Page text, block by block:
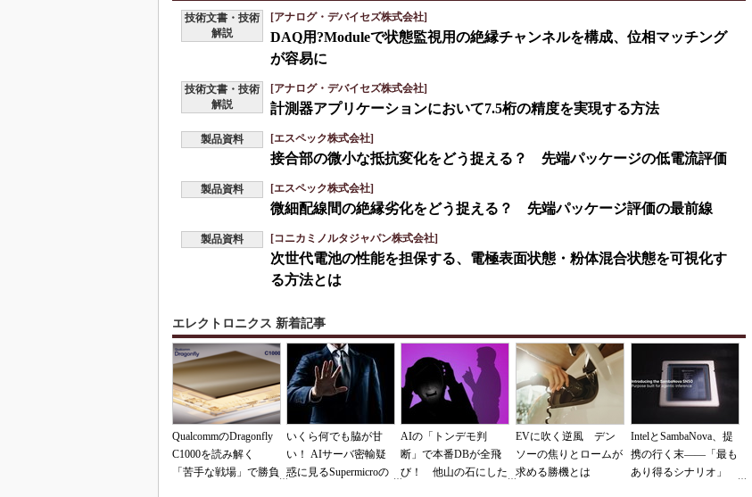
技術文書・技術
解説
[アナログ・デバイセズ株式会社]
DAQ用?Moduleで状態監視用の絶縁チャンネルを構成、位相マッチング
が容易に
技術文書・技術
解説
[アナログ・デバイセズ株式会社]
計測器アプリケーションにおいて7.5桁の精度を実現する方法
製品資料 [エスペック株式会社]
接合部の微小な抵抗変化をどう捉える？ 先端パッケージの低電流評価
製品資料 [エスペック株式会社]
微細配線間の絶縁劣化をどう捉える？ 先端パッケージ評価の最前線
製品資料 [コニカミノルタジャパン株式会社]
次世代電池の性能を担保する、電極表面状態・粉体混合状態を可視化す
る方法とは
エレクトロニクス 新着記事
QualcommのDragonfly
C1000を読み解く
「苦手な戦場」で勝負
いくら何でも脇が甘
い！ AIサーバ密輸疑
惑に見るSupermicroの
AIの「トンデモ判
断」で本番DBが全飛
び！ 他山の石にした
EVに吹く逆風 デン
ソーの焦りとロームが
求める勝機とは
IntelとSambaNova、提
携の行く末――「最も
あり得るシナリオ」